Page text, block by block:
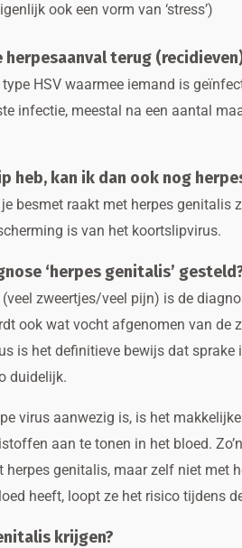
ook een vorm van ‘stress’)
herpesaanval terug
HSV waarmee iemand is
infectie, meestal na een aantal
heb, kan ik dan ook nog
besmet raakt met herpes
is van het koortslipvirus.
‘herpes genitalis’
zweertjes/veel pijn) is de
ook wat vocht afgenomen van de
is het definitieve bewijs dat
duidelijk.
virus aanwezig is, is het
aan te tonen in het bloed.
herpes genitalis, maar zelf niet met
heeft, loopt ze het risico tijdens
krijgen?